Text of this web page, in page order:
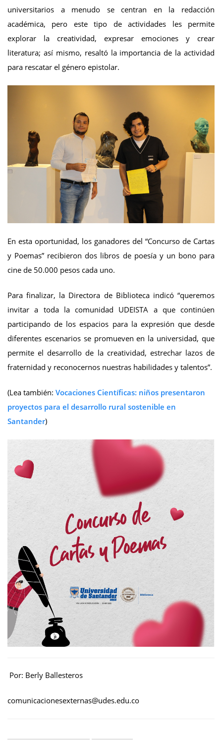
universitarios a menudo se centran en la redacción
académica, pero este tipo de actividades les permite
explorar la creatividad, expresar emociones y crear
literatura; así mismo, resaltó la importancia de la actividad
para rescatar el género epistolar.
En esta oportunidad, los ganadores del “Concurso de Cartas
y Poemas” recibieron dos libros de poesía y un bono para
cine de 50.000 pesos cada uno.
Para finalizar, la Directora de Biblioteca indicó “queremos
invitar a toda la comunidad UDEISTA a que continúen
participando de los espacios para la expresión que desde
diferentes escenarios se promueven en la universidad, que
permite el desarrollo de la creatividad, estrechar lazos de
fraternidad y reconocernos nuestras habilidades y talentos”.
(Lea también: Vocaciones Científicas: niños presentaron
proyectos para el desarrollo rural sostenible en
Santander)
Por: Berly Ballesteros
comunicacionesexternas@udes.edu.co